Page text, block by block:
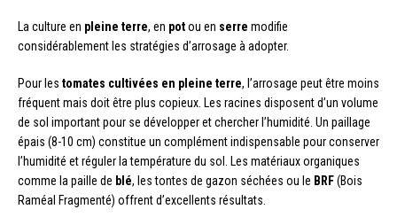
La culture en pleine terre, en potou en serre modifie
considérablement les stratégies d’arrosage à adopter.
Pour les tomates cultivées en pleine terre, l’arrosage peut être moins
fréquent mais doit être plus copieux. Les racines disposent d’un volume
de sol important pour se développer et chercher l’humidité. Un paillage
épais (8-10 cm) constitue un complément indispensable pour conserver
l’humidité et réguler la température du sol. Les matériaux organiques
comme la paille de blé, les tontes de gazon séchées ou le BRF(Bois
Raméal Fragmenté) offrent d’excellents résultats.